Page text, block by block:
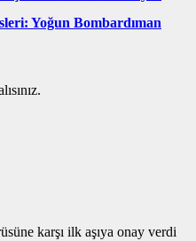
Yoğun Bombardıman
karşı ilk aşıya onay verdi